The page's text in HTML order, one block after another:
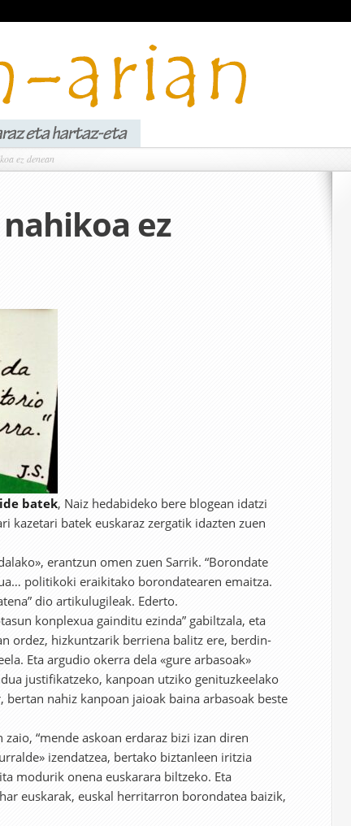
ez denean
ez
batek, Naiz hedabideko bere blogean idatzi
kazetari batek euskaraz zergatik idazten zuen
erantzun omen zuen Sarrik. “Borondate
politikoki eraikitako borondatearen emaitza.
dio artikulugileak. Ederto.
konplexua gainditu ezinda” gabiltzala, eta
ordez, hizkuntzarik berriena balitz ere, berdin-
Eta argudio okerra dela «gure arbasoak»
justifikatzeko, kanpoan utziko genituzkeelako
bertan nahiz kanpoan jaioak baina arbasoak beste
“mende askoan erdaraz bizi izan diren
izendatzea, bertako biztanleen iritzia
modurik onena euskarara biltzeko. Eta
euskarak, euskal herritarron borondatea baizik,